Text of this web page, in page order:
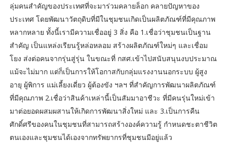
ลุ่มคนสำคัญของประเทศที่จะมาร่วมคลายล็อก คลายปัญหาของ
ประเทศ โดยพัฒนาวัตถุดิบที่มีในชุมชนเกิดเป็นผลิตภัณฑ์ที่มีคุณภาพ
หลากหลาย ทั้งนี้เรามีความเชื่ออยู่ 3 สิ่ง คือ 1.เชื่อว่าชุมชนเป็นฐาน
สำคัญ เป็นแหล่งเรียนรู้หล่อหลอม สร้างผลิตภัณฑ์ใหม่ๆ และเชื่อม
โยง ส่งต่อคนจากรุ่นสู่รุ่น ในขณะที่ กสศ.เข้าไปสนับสนุนงบประมาณ
แม้จะไม่มาก แต่ก็เป็นการให้โอกาสกับกลุ่มแรงงานนอกระบบ ผู้สูง
อายุ ผู้พิการ แม่เลี้ยงเดี่ยว ผู้ต้องขัง ฯลฯ ที่สำคัญการพัฒนาผลิตภัณฑ์
ที่มีคุณภาพ 2.เชื่อว่าสินค้าเหล่านี้เป็นสัมมาอาชีวะ ที่มีคนรุ่นใหม่เข้า
มาต่อยอดผสมผสานให้เกิดการพัฒนาสิ่งใหม่ และ 3.เป็นการคืน
ศักดิ์ศรีของคนในชุมชนที่สามารถสร้างองค์ความรู้ กำหนดชะตาชีวิต
ตนเองและชุมชนได้เองจากทรัพยากรที่ชุมชนมีอยู่แล้ว